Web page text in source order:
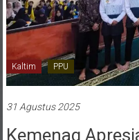
Kaltim PPU